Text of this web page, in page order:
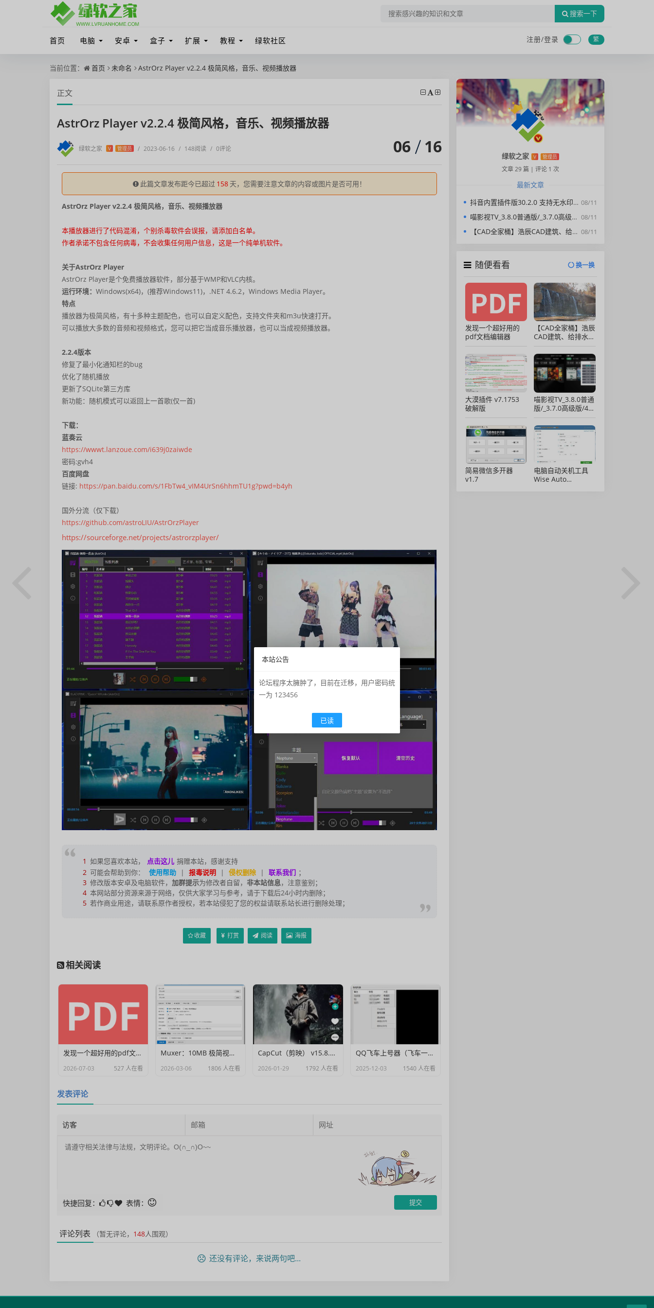
搜索一下
首页 电脑 安卓 盒子 扩展 教程 绿软社区 注册/登录 繁
当前位置： 首页 未命名 AstrOrz Player v2.2.4 极简风格，音乐、视频播放器
正文
AstrOrz Player v2.2.4 极简风格，音乐、视频播放器
绿软之家 V 管理员 / 2023-06-16 / 148阅读 / 0评论 06 16
此篇文章发布距今已超过 158 天，您需要注意文章的内容或图片是否可用！
AstrOrz Player v2.2.4 极简风格，音乐、视频播放器
本播放器进行了代码混淆，个别杀毒软件会误报，请添加白名单。
作者承诺不包含任何病毒，不会收集任何用户信息，这是一个纯单机软件。
关于AstrOrz Player
AstrOrz Player是个免费播放器软件，部分基于WMP和VLC内核。
运行环境： Windows(x64)，(推荐Windows11)，.NET 4.6.2，Windows Media Player。
特点
播放器为极简风格，有十多种主题配色，也可以自定义配色，支持文件夹和m3u快速打开。
可以播放大多数的音频和视频格式，您可以把它当成音乐播放器，也可以当成视频播放器。
2.2.4版本
修复了最小化通知栏的bug
优化了随机播放
更新了SQLite第三方库
新功能：随机模式可以返回上一首歌(仅一首)
下载：
蓝奏云
https://wwwt.lanzoue.com/i639j0zaiwde
密码:gvh4
百度网盘
链接: https://pan.baidu.com/s/1FbTw4_vIM4UrSn6hhmTU1g?pwd=b4yh
国外分流（仅下载）
https://github.com/astroLIU/AstrOrzPlayer
https://sourceforge.net/projects/astrorzplayer/
1 如果您喜欢本站， 点击这儿 捐赠本站，感谢支持
2 可能会帮助到你： 使用帮助 | 报毒说明 | 侵权删除 | 联系我们 ；
3 修改版本安卓及电脑软件， 加群提示为修改者自留， 非本站信息，注意鉴别；
4 本网站部分资源来源于网络，仅供大家学习与参考，请于下载后24小时内删除；
5 若作商业用途，请联系原作者授权，若本站侵犯了您的权益请联系站长进行删除处理；
收藏 打赏 阅读 海报
相关阅读
发现一个超好用的pdf文档编辑器
2026-07-03 527 人在看
Muxer：10MB 极简视频字幕批量封装工具 (单文件/绿色版)
2026-03-06 1806 人在看
CapCut（剪映） v15.8.0 国际高级会员解锁破解版
2026-01-29 1792 人在看
QQ飞车上号器（飞车一键登号器）V1.0
2025-12-03 1540 人在看
发表评论
快捷回复： 表情：
评论列表 （暂无评论， 148人围观）
还没有评论，来说两句吧...
绿软之家 V 管理员
文章 29 篇 | 评论 1 次
最新文章
08/11
抖音内置插件版30.2.0 支持无水印下载视频，去广告，精简界面
08/11
喵影视TV_3.8.0普通版/_3.7.0高级版/4.X低版本完美适配/内置源/4K超清
08/11
【CAD全家桶】浩辰CAD建筑、给排水、暖通、电气、电力软件 安装包中文版，亲测可用！
随便看看 换一换
发现一个超好用的
pdf文档编辑器
【CAD全家桶】浩辰
CAD建筑、给排水、
暖通、电气、电力软
件 安装包中文版，
亲测可用！
大漠插件 v7.1753
破解版
喵影视TV_3.8.0普通
版/_3.7.0高级版/4.X
低版本完美适配/内
置源/4K超清
简易微信多开器
v1.7
电脑自动关机工具
Wise Auto
本站公告
论坛程序太臃肿了，目前在迁移，用户密码统
一为 123456
已读